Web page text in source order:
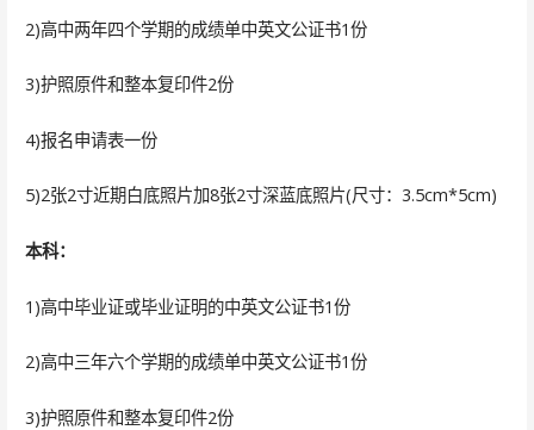
2)高中两年四个学期的成绩单中英文公证书1份
3)护照原件和整本复印件2份
4)报名申请表一份
5)2张2寸近期白底照片加8张2寸深蓝底照片(尺寸：3.5cm*5cm)
本科：
1)高中毕业证或毕业证明的中英文公证书1份
2)高中三年六个学期的成绩单中英文公证书1份
3)护照原件和整本复印件2份